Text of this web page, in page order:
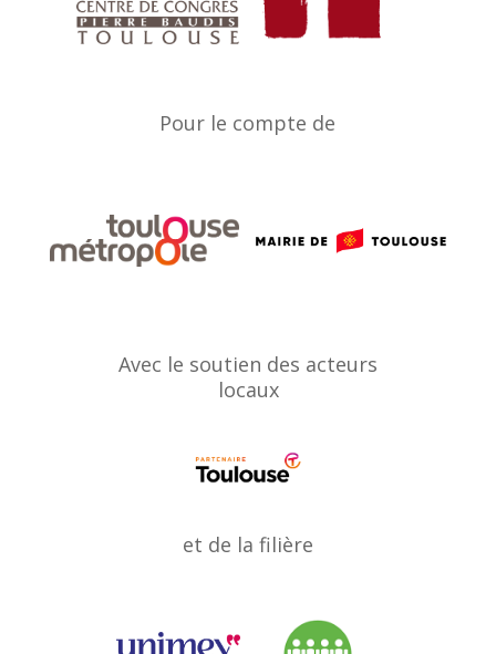
Pour le compte de
Avec le soutien des acteurs
locaux
et de la filière